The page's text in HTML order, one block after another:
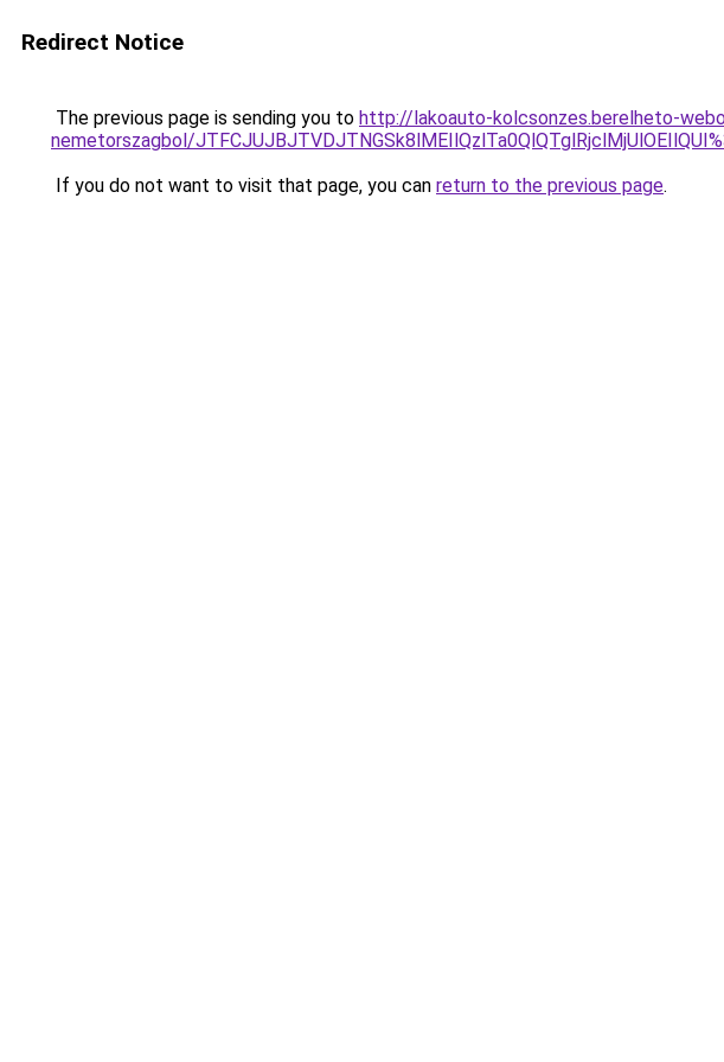
Redirect Notice
The previous page is sending you to http://lakoauto-kolcsonzes.berelheto-
nemetorszagbol/
If you do not want to visit that page, you can return to the previous page.